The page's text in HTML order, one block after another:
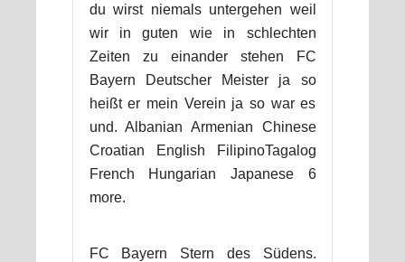
du wirst niemals untergehen weil
wir in guten wie in schlechten
Zeiten zu einander stehen FC
Bayern Deutscher Meister ja so
heißt er mein Verein ja so war es
und. Albanian Armenian Chinese
Croatian English FilipinoTagalog
French Hungarian Japanese 6
more.
FC Bayern Stern des Südens.